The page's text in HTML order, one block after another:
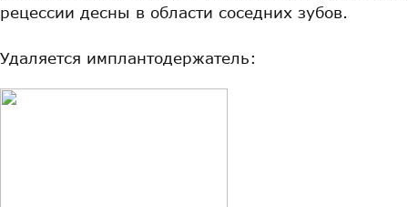
рецессии десны в области соседних зубов.
Удаляется имплантодержатель: